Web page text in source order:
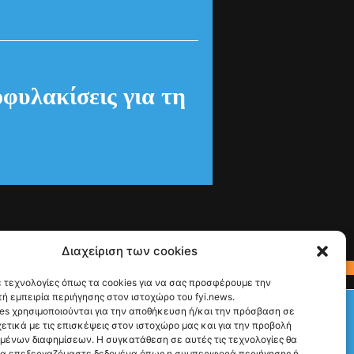
Διαχείριση των cookies
τεχνολογίες όπως τα cookies για να σας προσφέρουμε την
εμπειρία περιήγησης στον ιστοχώρο του fyi.news.
χρησιμοποιούνται για την αποθήκευση ή/και την πρόσβαση σε
με τις επισκέψεις στον ιστοχώρο μας και για την προβολή
διαφημίσεων. Η συγκατάθεση σε αυτές τις τεχνολογίες θα
Check This!